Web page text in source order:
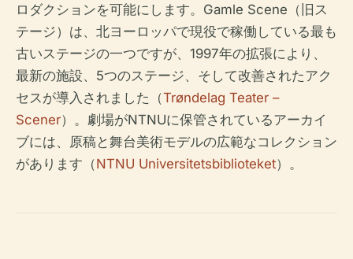
ロダクションを可能にします。Gamle Scene（旧ス
テージ）は、北ヨーロッパで現役で稼働している最も
古いステージの一つですが、1997年の拡張により、
最新の施設、5つのステージ、そして改善されたアク
セスが導入されました（Trøndelag Teater –
Scener）。劇場がNTNUに保管されているアーカイ
ブには、原稿と舞台美術モデルの広範なコレクション
があります（NTNU Universitetsbiblioteket）。